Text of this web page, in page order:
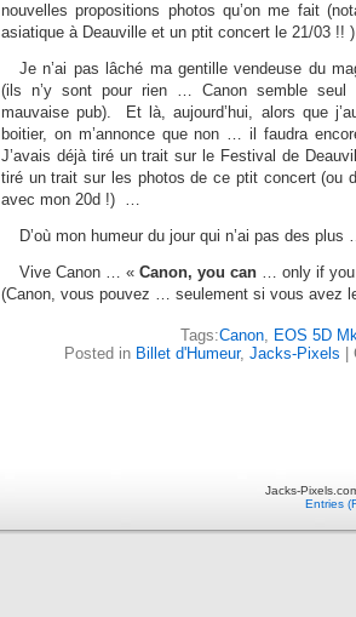
nouvelles propositions photos qu’on me fait
asiatique à Deauville et un ptit concert le 21/03 !!
Je n’ai pas lâché ma gentille vendeuse du
(ils n’y sont pour rien … Canon semble seul
mauvaise pub). Et là, aujourd’hui, alors que
boitier, on m’annonce que non … il faudra
J’avais déjà tiré un trait sur le Festival de
tiré un trait sur les photos de ce ptit concert (ou
avec mon 20d !) …
D’où mon humeur du jour qui n’ai pas des
Vive Canon … « Canon, you can … only if you
(Canon, vous pouvez … seulement si vous avez
Tags:Canon, EOS 5D
Posted in Billet d'Humeur, Jacks-Pixels
Jacks-
Entries